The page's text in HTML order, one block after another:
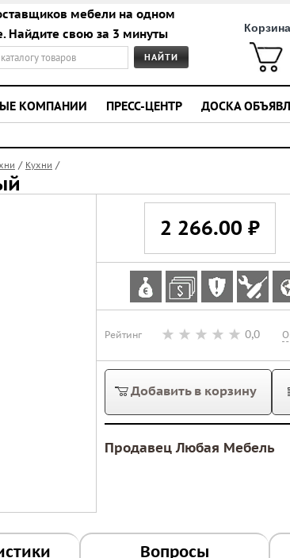
мебели на одном
Найдите свою за 3 минуты
Корзина
КОМПАНИИ ПРЕСС-ЦЕНТР ДОСКА
/ Кухни /
2 266.00 ⃏
Рейтинг 0,0
Добавить в корзину
Продавец Любая Мебель
Вопросы